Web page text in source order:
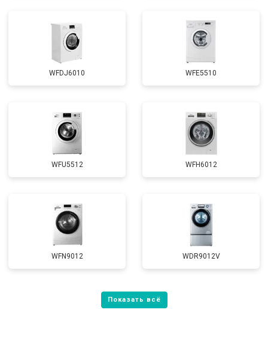
WFDJ6010 WFE5510
WFU5512 WFH6012
WFN9012 WDR9012V